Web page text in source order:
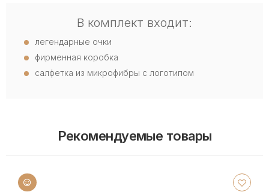
В комплект входит:
легендарные очки
фирменная коробка
салфетка из микрофибры с логотипом
Рекомендуемые товары